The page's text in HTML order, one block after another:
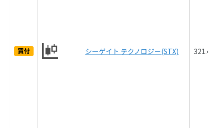
買付 シーゲイト テクノロジー(STX) 321.48